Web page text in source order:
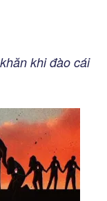
khi đào cái